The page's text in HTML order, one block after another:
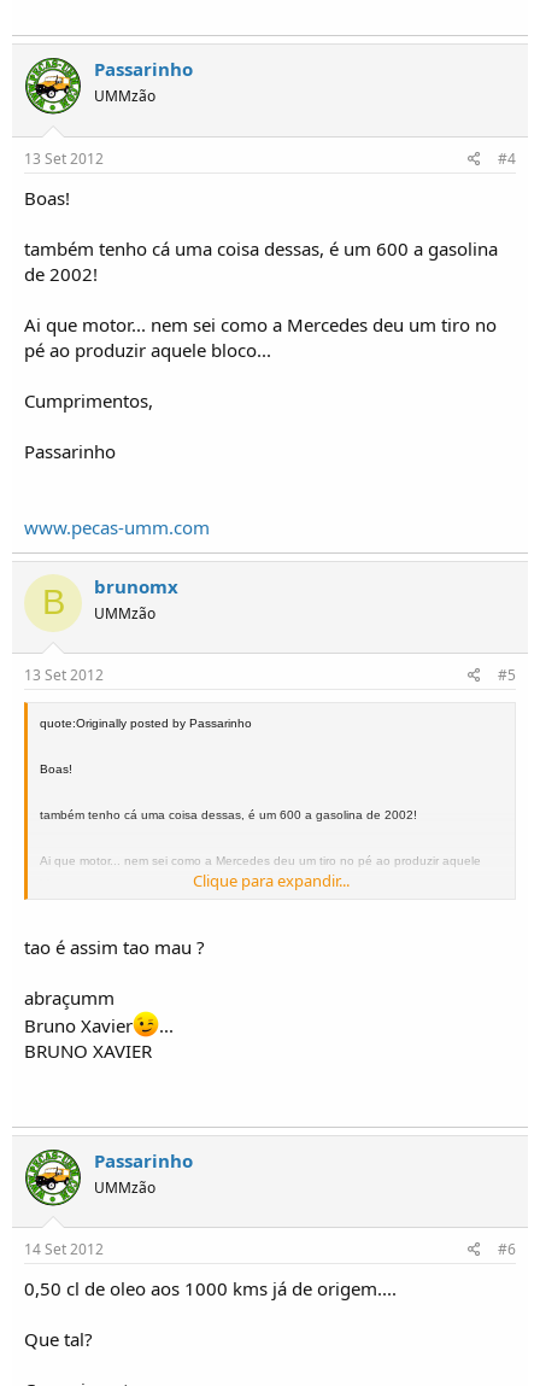
Passarinho
UMMzão
13 Set 2012 #4
Boas!
também tenho cá uma coisa dessas, é um 600 a gasolina
de 2002!
Ai que motor... nem sei como a Mercedes deu um tiro no
pé ao produzir aquele bloco...
Cumprimentos,
Passarinho
www.pecas-umm.com
B brunomx
UMMzão
13 Set 2012 #5
quote:Originally posted by Passarinho
Boas!
também tenho cá uma coisa dessas, é um 600 a gasolina de 2002!
Ai que motor... nem sei como a Mercedes deu um tiro no pé ao produzir aquele
www.pecas-umm.com
Clique para expandir...
tao é assim tao mau ?
abraçumm
Bruno Xavier
...
BRUNO XAVIER
Passarinho
UMMzão
14 Set 2012 #6
0,50 cl de oleo aos 1000 kms já de origem....
Que tal?